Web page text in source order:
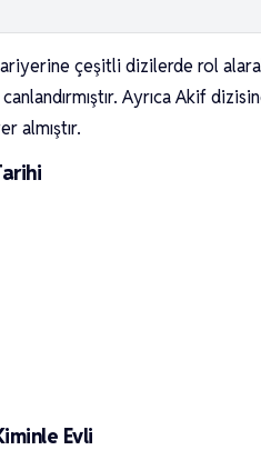
çeşitli dizilerde rol
Ayrıca Akif
almıştır.
Evli